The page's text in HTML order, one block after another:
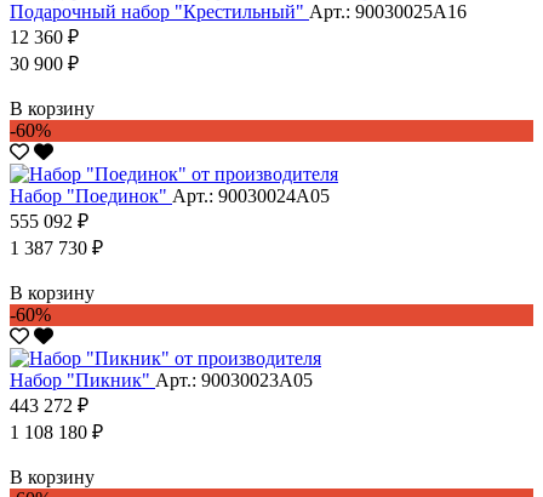
Подарочный набор "Крестильный" Арт.: 90030025А16
12 360 ₽
30 900 ₽
В корзину
-60%
Набор "Поединок" Арт.: 90030024А05
555 092 ₽
1 387 730 ₽
В корзину
-60%
Набор "Пикник" Арт.: 90030023А05
443 272 ₽
1 108 180 ₽
В корзину